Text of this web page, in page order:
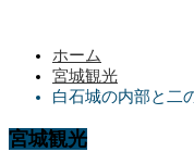
ホーム
宮城観光
白石城の内部と二
宮城観光